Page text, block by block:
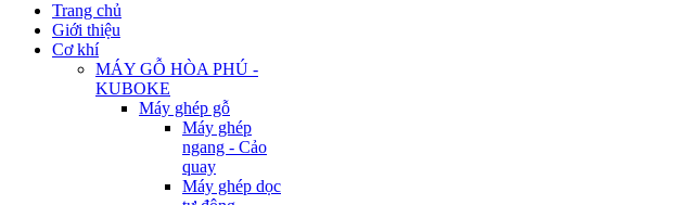
Trang chủ
Giới thiệu
Cơ khí
MÁY GỖ HÒA PHÚ -
KUBOKE
Máy ghép gỗ
Máy ghép
ngang - Cảo
quay
Máy ghép dọc